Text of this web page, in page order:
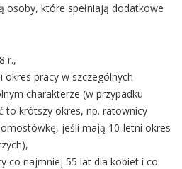
osoby, które spełniają dodatkowe
r.,
pracy w szczególnych
charakterze (w przypadku
to krótszy okres, np. ratownicy
jeśli mają 10-letni okres
co najmniej 55 lat dla kobiet i co